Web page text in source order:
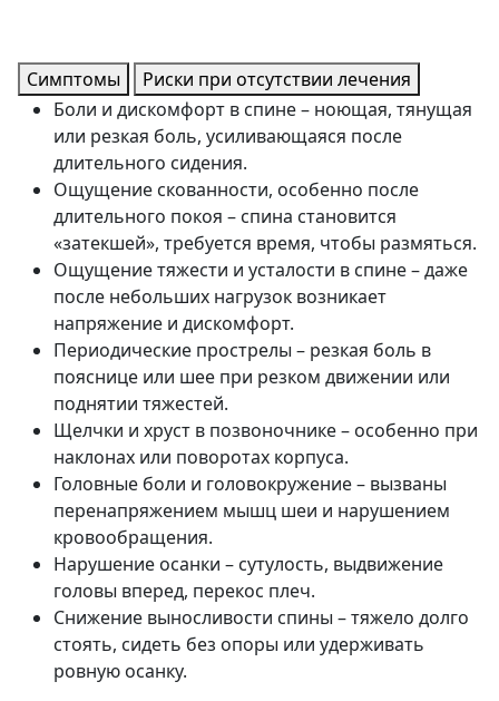
Симптомы
Риски при отсутствии лечения
Боли и дискомфорт в спине – ноющая, тянущая
или резкая боль, усиливающаяся после
длительного сидения.
Ощущение скованности, особенно после
длительного покоя – спина становится
«затекшей», требуется время, чтобы размяться.
Ощущение тяжести и усталости в спине – даже
после небольших нагрузок возникает
напряжение и дискомфорт.
Периодические прострелы – резкая боль в
пояснице или шее при резком движении или
поднятии тяжестей.
Щелчки и хруст в позвоночнике – особенно при
наклонах или поворотах корпуса.
Головные боли и головокружение – вызваны
перенапряжением мышц шеи и нарушением
кровообращения.
Нарушение осанки – сутулость, выдвижение
головы вперед, перекос плеч.
Снижение выносливости спины – тяжело долго
стоять, сидеть без опоры или удерживать
ровную осанку.